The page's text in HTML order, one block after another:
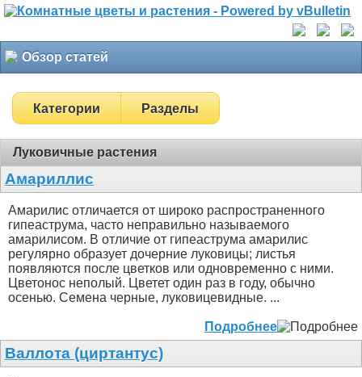
Обзор статей
Категории Разделы
Луковичные растения
Амариллис
Амарилис отличается от широко распространенного
гипеаструма, часто неправильно называемого
амарилисом. В отличие от гипеаструма амарилис
регулярно образует дочерние луковицы; листья
появляются после цветков или одновременно с ними.
Цветонос неполый. Цветет один раз в году, обычно
осенью. Семена черные, луковицевидные. ...
Подробнее
Валлота (циртантус)